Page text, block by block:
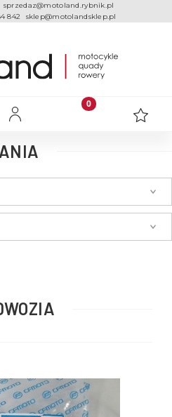
sprzedaz@motoland.rybnik.pl
842 sklep@motolandsklep.pl